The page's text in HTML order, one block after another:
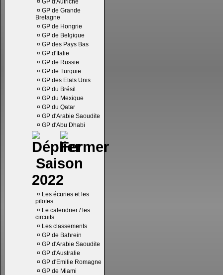
¤ GP d'Autriche
¤ GP de Grande
Bretagne
¤ GP de Hongrie
¤ GP de Belgique
¤ GP des Pays Bas
¤ GP d'Italie
¤ GP de Russie
¤ GP de Turquie
¤ GP des Etats Unis
¤ GP du Brésil
¤ GP du Mexique
¤ GP du Qatar
¤ GP d'Arabie Saoudite
¤ GP d'Abu Dhabi
Saison
2022
¤ Les écuries et les
pilotes
¤ Le calendrier / les
circuits
¤ Les classements
¤ GP de Bahrein
¤ GP d'Arabie Saoudite
¤ GP d'Australie
¤ GP d'Emilie Romagne
¤ GP de Miami